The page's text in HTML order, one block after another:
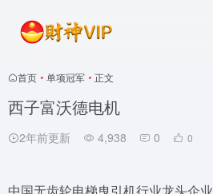
首页 • 单项冠军 • 正文
西子富沃德电机
2年前更新 4,938 0 0